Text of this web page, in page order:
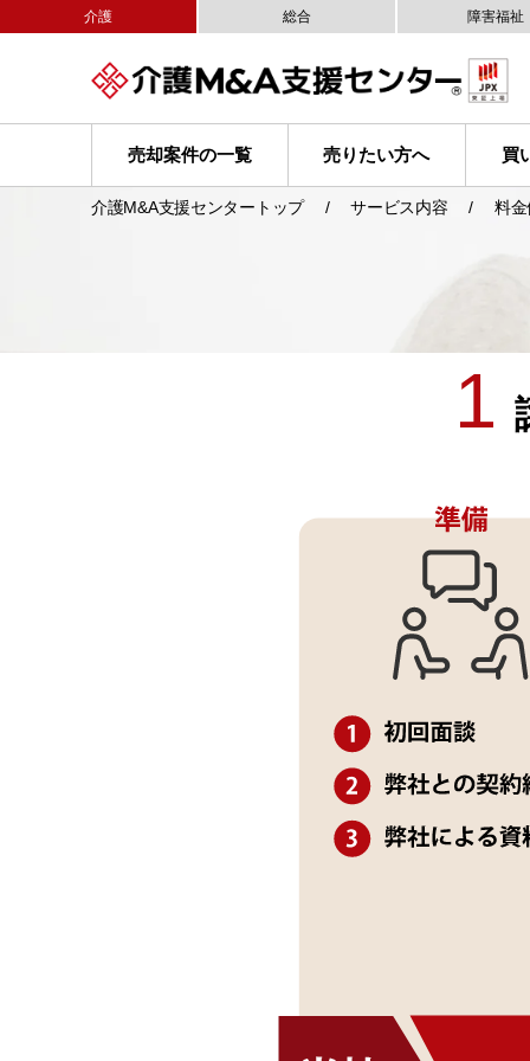
介護 総合 障害福祉
売却案件の一覧 売りたい方へ 買
介護M&A支援センタートップ サービス内容 料
1